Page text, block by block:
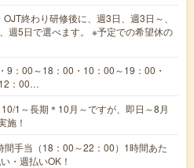
終わり研修後に、週3日、週3日～、
週5日で選べます。 ※予定での希望休の
9：00～18：00・10：00～19：00・
：00…
1～長期＊10月～ですが、即日～8月
施！
手当（18：00～22：00）1時間あた
・週払いOK！